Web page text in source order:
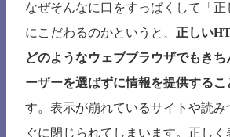
なぜそんなに口をすっぱくして「正
にこだわるのかというと、 正しい
どのようなウェブブラウザでもき
ーザーを選ばずに情報を提供するこ
す。表示が崩れているサイトや読み
ぐに閉じられてしまいます。正し